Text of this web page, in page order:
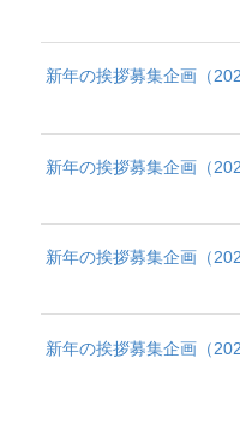
新年の挨拶募集企画（
新年の挨拶募集企画（
新年の挨拶募集企画（
新年の挨拶募集企画（